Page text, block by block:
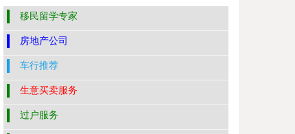
移民留学专家
房地产公司
车行推荐
生意买卖服务
过户服务